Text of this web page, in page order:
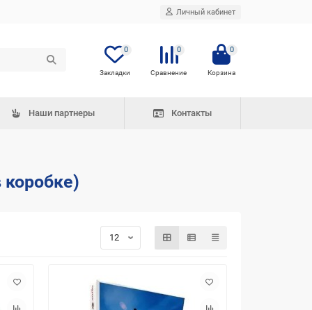
Личный кабинет
0 0 0
Наши партнеры Контакты
коробке)